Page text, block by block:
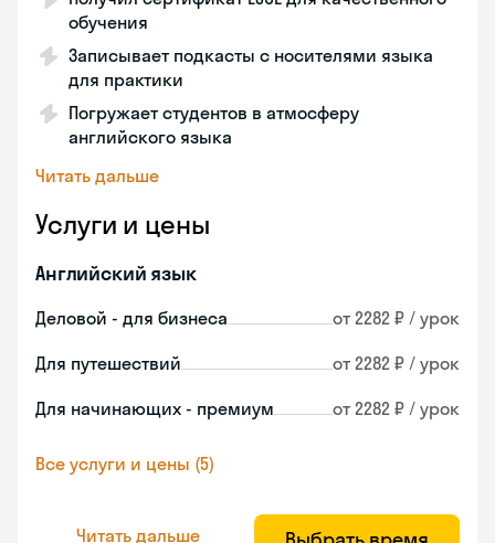
обучения
Записывает подкасты с носителями языка
для практики
Погружает студентов в атмосферу
английского языка
Читать дальше
Услуги и цены
Английский язык
Деловой - для бизнеса от 2282 ₽ / урок
Для путешествий от 2282 ₽ / урок
Для начинающих - премиум от 2282 ₽ / урок
Все услуги и цены (5)
Читать дальше